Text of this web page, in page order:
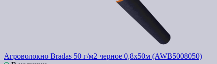
Агроволокно Bradas 50 г/м2 черное 0,8х50м (AWB5008050)